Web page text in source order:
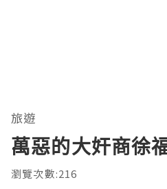
旅遊
萬惡的大奸商徐
瀏覽次數:216